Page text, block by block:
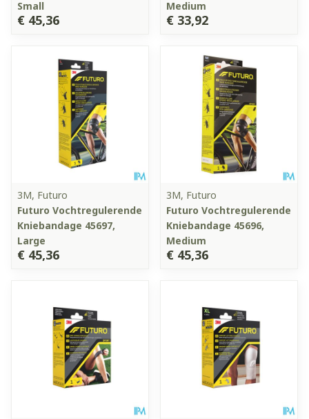
Small
€ 45,36
Medium
€ 33,92
3M, Futuro
Futuro Vochtregulerende
Kniebandage 45697,
Large
€ 45,36
3M, Futuro
Futuro Vochtregulerende
Kniebandage 45696,
Medium
€ 45,36